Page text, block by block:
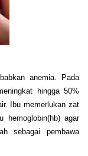
anemia. Pada
hingga 50%
Ibu memerlukan zat
hemoglobin(hb) agar
sebagai pembawa